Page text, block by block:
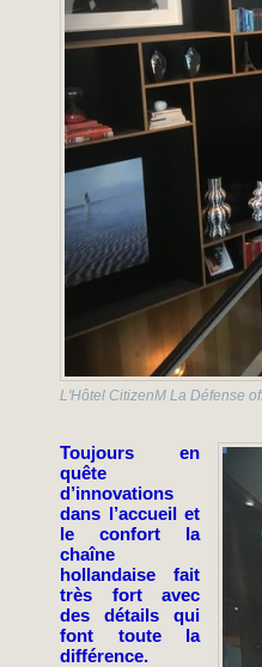
L'Hôtel CitizenM La Défense
Toujours en
quête
d’innovations
dans l’accueil et
le confort la
chaîne
hollandaise fait
très fort avec
des détails qui
font toute la
différence.